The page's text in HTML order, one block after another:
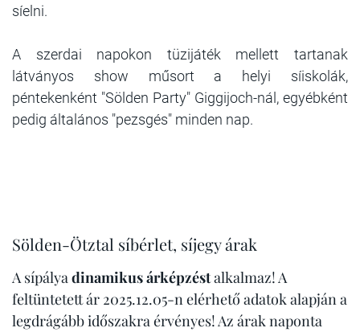
síelni.
A szerdai napokon tüzijáték mellett tartanak
látványos show műsort a helyi síiskolák,
péntekenként "Sölden Party" Giggijoch-nál, egyébként
pedig általános "pezsgés" minden nap.
Sölden-Ötztal síbérlet, síjegy árak
A sípályadinamikus árképzéstalkalmaz! A
feltüntetett ár 2025.12.05-n elérhető adatok alapján a
legdrágább időszakra érvényes! Az árak naponta